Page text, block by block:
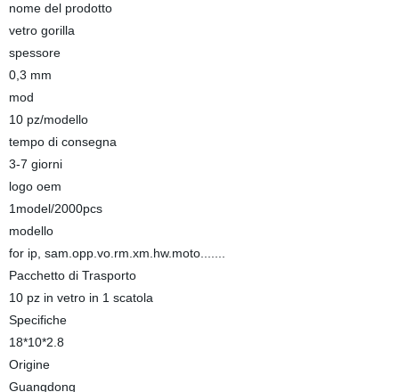
nome del prodotto
vetro gorilla
spessore
0,3 mm
mod
10 pz/modello
tempo di consegna
3-7 giorni
logo oem
1model/2000pcs
modello
for ip, sam.opp.vo.rm.xm.hw.moto.......
Pacchetto di Trasporto
10 pz in vetro in 1 scatola
Specifiche
18*10*2.8
Origine
Guangdong